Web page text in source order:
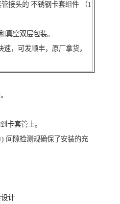
接头的 不锈钢卡套组件 （1
真空双层包装。
，可发顺丰，原厂拿货，
卡套管上。
间隙检测规确保了安装的充
计